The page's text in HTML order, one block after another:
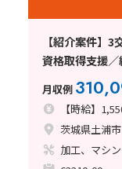
【紹介案件】
資格取得支援
月収例
【時給】
茨城県土浦市
加工、マシ